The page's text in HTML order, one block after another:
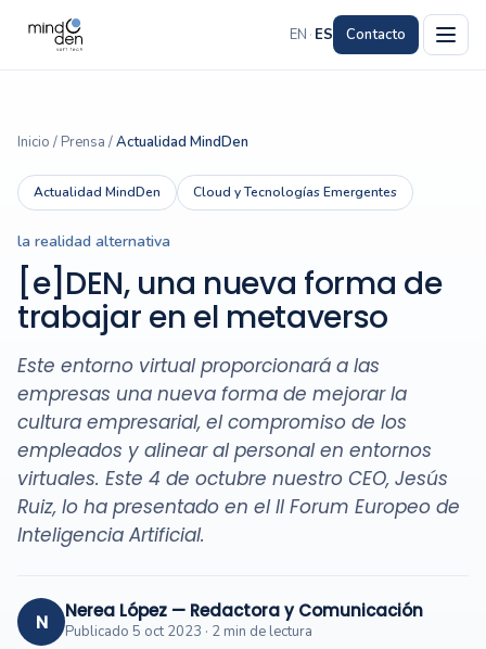
EN · ES Contacto
Inicio / Prensa /Actualidad MindDen
Actualidad MindDen Cloud y Tecnologías Emergentes
la realidad alternativa
[e]DEN, una nueva forma de
trabajar en el metaverso
Este entorno virtual proporcionará a las
empresas una nueva forma de mejorar la
cultura empresarial, el compromiso de los
empleados y alinear al personal en entornos
virtuales. Este 4 de octubre nuestro CEO, Jesús
Ruiz, lo ha presentado en el II Forum Europeo de
Inteligencia Artificial.
N Nerea López — Redactora y Comunicación
Publicado 5 oct 2023 · 2 min de lectura